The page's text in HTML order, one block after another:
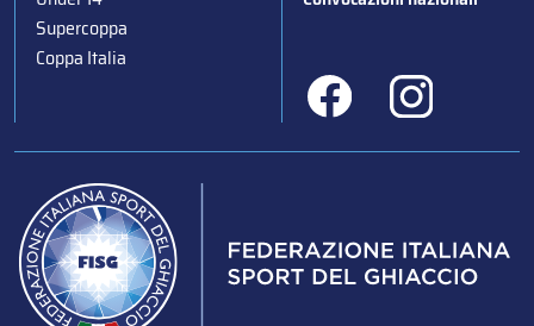
Supercoppa
Coppa Italia